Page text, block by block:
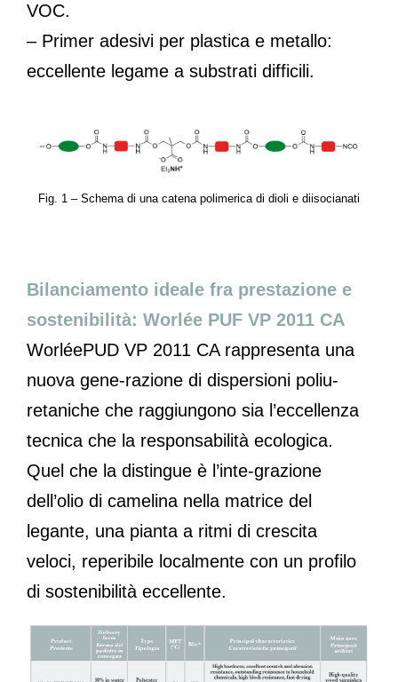
VOC.
– Primer adesivi per plastica e metallo:
eccellente legame a substrati difficili.
Fig. 1 – Schema di una catena polimerica di dioli e diisocianati
Bilanciamento ideale fra prestazione e
sostenibilità: Worlée PUF VP 2011 CA
WorléePUD VP 2011 CA rappresenta una
nuova gene-razione di dispersioni poliu-
retaniche che raggiungono sia l’eccellenza
tecnica che la responsabilità ecologica.
Quel che la distingue è l’inte-grazione
dell’olio di camelina nella matrice del
legante, una pianta a ritmi di crescita
veloci, reperibile localmente con un profilo
di sostenibilità eccellente.